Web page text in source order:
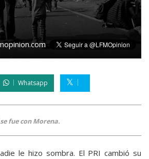
Whatsapp
fue con Morena.
le hizo sombra. El PRI cambió su